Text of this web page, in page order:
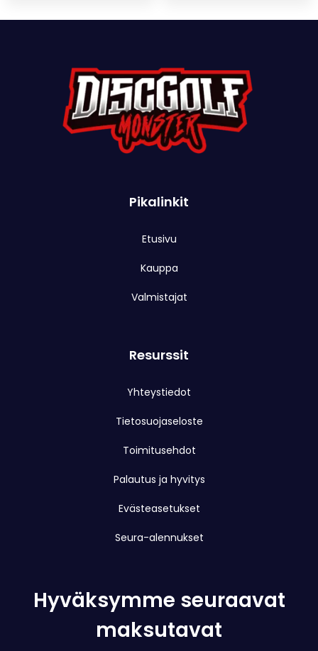
Pikalinkit
Etusivu
Kauppa
Valmistajat
Resurssit
Yhteystiedot
Tietosuojaseloste
Toimitusehdot
Palautus ja hyvitys
Evästeasetukset
Seura-alennukset
Hyväksymme seuraavat
maksutavat